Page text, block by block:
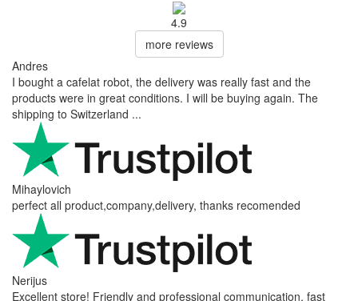
4.9
more reviews
Andres
I bought a cafelat robot, the delivery was really fast and the
products were in great conditions. I will be buying again. The
shipping to Switzerland ...
Mihaylovich
perfect all product,company,delivery, thanks recomended
Nerijus
Excellent store! Friendly and professional communication, fast